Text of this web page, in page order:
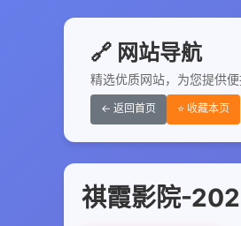
🔗 网站导航
精选优质网站，为您提供
← 返回首页 ⭐ 收藏本页
祺霞影院-